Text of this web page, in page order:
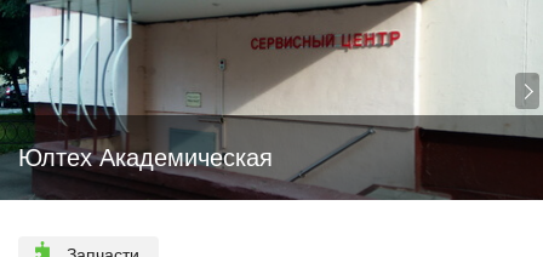
Юлтех Академическая